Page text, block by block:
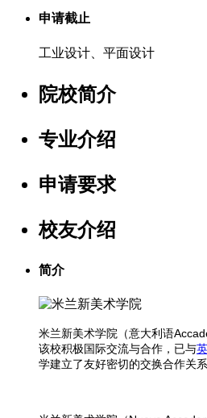
申请截止
工业设计、平面设计
院校简介
专业介绍
申请要求
校友介绍
简介
米兰新美术学院（意大利语
该校积极国际交流与合作，已与
学建立了友好密切的交换合作关系